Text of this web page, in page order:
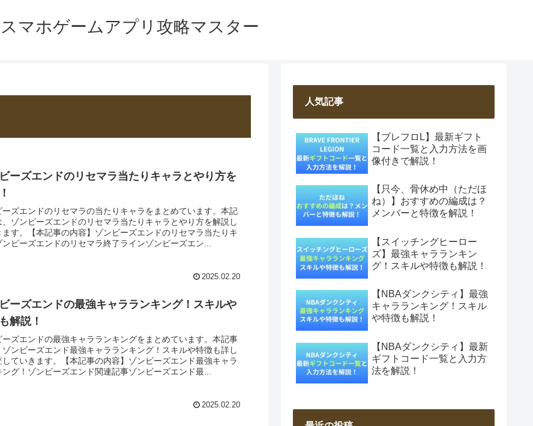
スマホゲームアプリ攻略マスター
ーズエンドのリセマラ当たりキャラとやり方を
ーズエンドのリセマラの当たりキャラをまとめています。本記
、ゾンビーズエンドのリセマラ当たりキャラとやり方を解説し
ます。【本記事の内容】ゾンビーズエンドのリセマラ当たりキ
ンビーズエンドのリセマラ終了ラインゾンビーズエン...
2025.02.20
ーズエンドの最強キャラランキング！スキルや
解説！
ーズエンドの最強キャラランキングをまとめています。本記事
ゾンビーズエンド最強キャラランキング！スキルや特徴も詳し
していきます。【本記事の内容】ゾンビーズエンド最強キャラ
ング！ゾンビーズエンド関連記事ゾンビーズエンド最...
2025.02.20
人気記事
【ブレフロL】最新ギフト
コード一覧と入力方法を画
像付きで解説！
【只今、骨休め中（ただほ
ね）】おすすめの編成は？
メンバーと特徴を解説！
【スイッチングヒーロー
ズ】最強キャラランキン
グ！スキルや特徴も解説！
【NBAダンクシティ】最強
キャラランキング！スキル
や特徴も解説！
【NBAダンクシティ】最新
ギフトコード一覧と入力方
法を解説！